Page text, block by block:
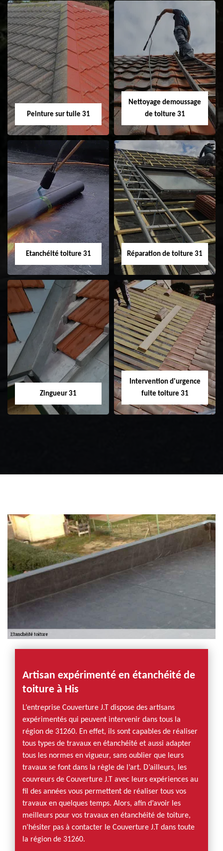
Nettoyage et
ravalement de
façade 31
Isolation toiture 31
Peinture sur tuile 31
Peinture sur tuile
31
Nettoyage demoussage
de toiture 31
Nettoyage
demoussage de
toiture 31
Etanchéité toiture 31
Etanchéité toiture
31
Réparation de toiture 31
Réparation de
toiture 31
Zingueur 31
Intervention d'urgence
fuite toiture 31
Artisan expérimenté en étanchéité de
toiture à His
L’entreprise Couverture J.T dispose des artisans
expérimentés qui peuvent intervenir dans tous la
région de 31260. En effet, ils sont capables de réaliser
tous types de travaux en étanchéité et aussi adapter
tous les normes en vigueur, sans oublier que leurs
travaux se font dans la règle de l’art. D’ailleurs, les
couvreurs de Couverture J.T avec leurs expériences au
fil des années vous permettent de réaliser tous vos
travaux en quelques temps. Alors, afin d’avoir les
meilleurs pour vos travaux en étanchéité de toiture,
n’hésiter pas à contacter le Couverture J.T dans toute
la région de 31260.